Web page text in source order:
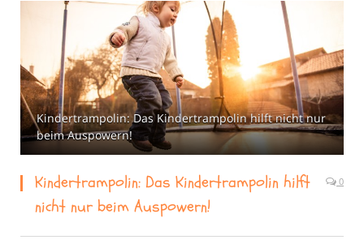
Kindertrampolin: Das Kindertrampolin hilft nicht nur
beim Auspowern!
Kindertrampolin: Das Kindertrampolin hilft
nicht nur beim Auspowern!
0